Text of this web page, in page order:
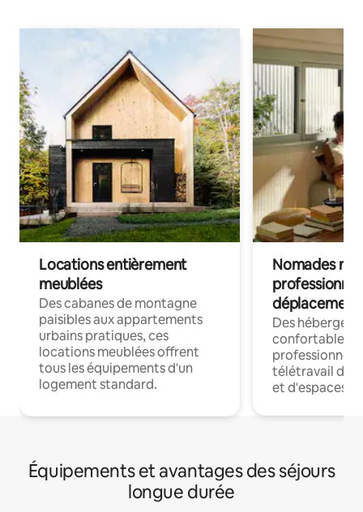
Locations entièrement
meublées
Des cabanes de montagne
paisibles aux appartements
urbains pratiques, ces
locations meublées offrent
tous les équipements d'un
logement standard.
Nomades
déplacement
Des
confortables
professionnels
télétravail
et d'espaces
Équipements et avantages des séjours
longue durée